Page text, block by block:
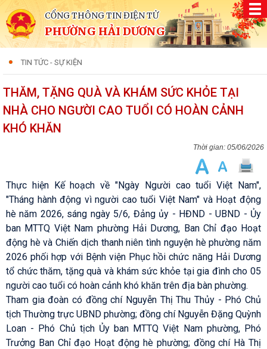
CỔNG THÔNG TIN ĐIỆN TỬ
PHƯỜNG HẢI DƯƠNG
TIN TỨC - SỰ KIỆN
THĂM, TẶNG QUÀ VÀ KHÁM SỨC KHỎE TẠI
NHÀ CHO NGƯỜI CAO TUỔI CÓ HOÀN CẢNH
KHÓ KHĂN
05/06/2026
Thực hiện Kế hoạch về "Ngày Người cao tuổi Việt Nam",
"Tháng hành động vì người cao tuổi Việt Nam" và Hoạt động
hè năm 2026, sáng ngày 5/6, Đảng ủy - HĐND - UBND - Ủy
ban MTTQ Việt Nam phường Hải Dương, Ban Chỉ đạo Hoạt
động hè và Chiến dịch thanh niên tình nguyện hè phường năm
2026 phối hợp với Bệnh viện Phục hồi chức năng Hải Dương
tổ chức thăm, tặng quà và khám sức khỏe tại gia đình cho 05
người cao tuổi có hoàn cảnh khó khăn trên địa bàn phường.
Tham gia đoàn có đồng chí Nguyễn Thị Thu Thủy - Phó Chủ
tịch Thường trực UBND phường; đồng chí Nguyễn Đặng Quỳnh
Loan - Phó Chủ tịch Ủy ban MTTQ Việt Nam phường, Phó
Trưởng Ban Chỉ đạo Hoạt động hè phường; đồng chí Hà Thị